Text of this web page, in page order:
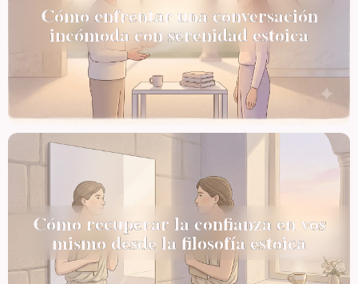
Cómo enfrentar una conversación
incómoda con serenidad estoica
Cómo recuperar la confianza en vos
mismo desde la filosofía estoica